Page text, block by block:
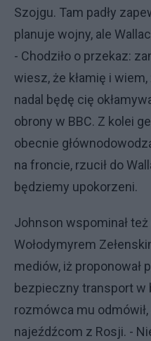
Szojgu. Tam padły
planuje wojny, ale
- Chodziło o przekaz:
wiesz, że kłamię i
nadal będę cię
obrony w BBC. Z kolei
obecnie
na froncie, rzucił do
będziemy upokorzeni.
Johnson wspominał
Wołodymyrem
mediów, iż proponował
bezpieczny transport w
rozmówca mu
najeźdźcom z Rosji. -